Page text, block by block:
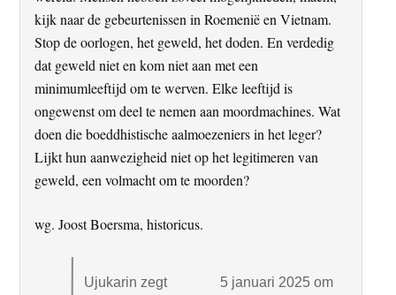
kijk naar de gebeurtenissen in Roemenië en Vietnam.
Stop de oorlogen, het geweld, het doden. En verdedig
dat geweld niet en kom niet aan met een
minimumleeftijd om te werven. Elke leeftijd is
ongewenst om deel te nemen aan moordmachines. Wat
doen die boeddhistische aalmoezeniers in het leger?
Lijkt hun aanwezigheid niet op het legitimeren van
geweld, een volmacht om te moorden?
wg. Joost Boersma, historicus.
Ujukarin zegt
5 januari 2025 om